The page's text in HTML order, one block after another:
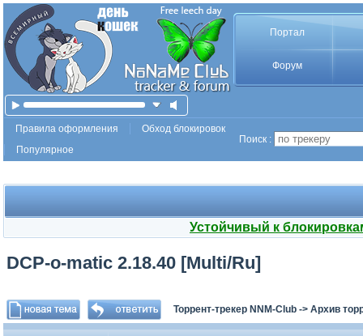
Портал
Форум
Правила оформления
Обход блокировок
Популярное
Поиск :
Устойчивый к
DCP-o-matic 2.18.40 [Multi/Ru]
Торрент-трекер NNM-Club -> Архив